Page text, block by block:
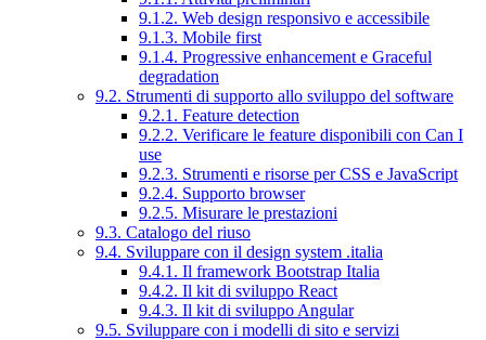
9.1.2. Web design responsivo e accessibile
9.1.3. Mobile first
9.1.4. Progressive enhancement e Graceful
degradation
9.2. Strumenti di supporto allo sviluppo del software
9.2.1. Feature detection
9.2.2. Verificare le feature disponibili con Can I
use
9.2.3. Strumenti e risorse per CSS e JavaScript
9.2.4. Supporto browser
9.2.5. Misurare le prestazioni
9.3. Catalogo del riuso
9.4. Sviluppare con il design system .italia
9.4.1. Il framework Bootstrap Italia
9.4.2. Il kit di sviluppo React
9.4.3. Il kit di sviluppo Angular
9.5. Sviluppare con i modelli di sito e servizi